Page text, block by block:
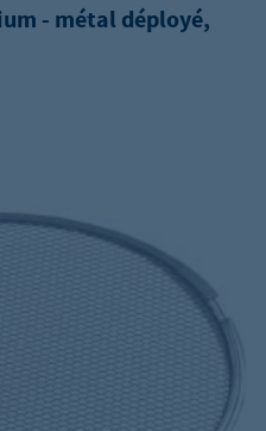
- métal déployé,